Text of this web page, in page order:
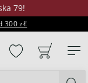
79!
300 zł!